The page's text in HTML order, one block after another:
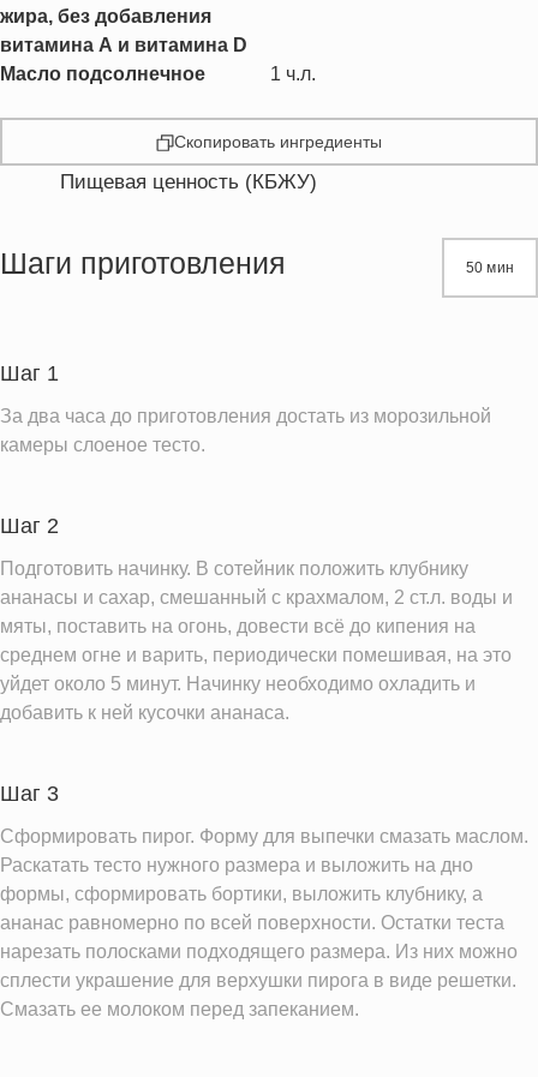
жира, без добавления
витамина А и витамина D
Масло подсолнечное 1 ч.л.
Скопировать ингредиенты
Пищевая ценность (КБЖУ)
Жиры
Пищевые волокна
Сахар
Холестерин
Натрий
Магний
Кальций
15.9 мг
Железо
1.5 мг
Калий
99.2 мг
Фолиевая кислота
11.9 мкг
Витамин А
Витамин Е
0.6 мг
Насыщенные жиры
0.8 г
Добавленный сахар
0.7 ч.л.
Информация для одной порции
Шаги приготовления 50 мин
Шаг 1
За два часа до приготовления достать из морозильной
камеры слоеное тесто.
Шаг 2
Подготовить начинку. В сотейник положить клубнику
ананасы и сахар, смешанный с крахмалом, 2 ст.л. воды и
мяты, поставить на огонь, довести всё до кипения на
среднем огне и варить, периодически помешивая, на это
уйдет около 5 минут. Начинку необходимо охладить и
добавить к ней кусочки ананаса.
Шаг 3
Сформировать пирог. Форму для выпечки смазать маслом.
Раскатать тесто нужного размера и выложить на дно
формы, сформировать бортики, выложить клубнику, а
ананас равномерно по всей поверхности. Остатки теста
нарезать полосками подходящего размера. Из них можно
сплести украшение для верхушки пирога в виде решетки.
Смазать ее молоком перед запеканием.